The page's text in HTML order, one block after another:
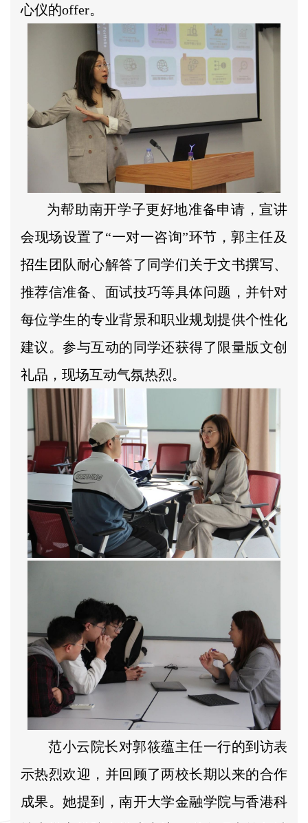
心仪的offer。
为帮助南开学子更好地准备申请，宣讲
会现场设置了“一对一咨询”环节，郭主任及
招生团队耐心解答了同学们关于文书撰写、
推荐信准备、面试技巧等具体问题，并针对
每位学生的专业背景和职业规划提供个性化
建议。参与互动的同学还获得了限量版文创
礼品，现场互动气氛热烈。
范小云院长对郭筱蕴主任一行的到访表
示热烈欢迎，并回顾了两校长期以来的合作
成果。她提到，南开大学金融学院与香港科